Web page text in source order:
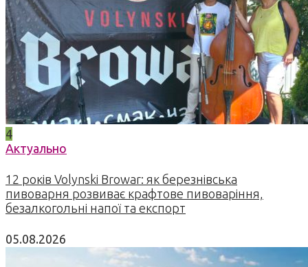
4
Актуально
12 років Volynski Browar: як березнівська
пивоварня розвиває крафтове пивоваріння,
безалкогольні напої та експорт
05.08.2026